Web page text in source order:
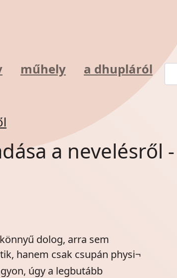
műhely a dhupláról
a nevelésről
dolog, arra sem
hanem csak csupán physi¬
úgy a legbutább